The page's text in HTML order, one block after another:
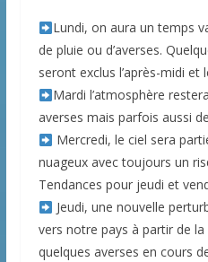
Lundi, on aura un temps
de pluie ou d’averses.
seront exclus l’après-midi et
Mardi l’atmosphère
averses mais parfois aussi
Mercredi, le ciel sera
nuageux avec toujours un
Tendances pour jeudi et
Jeudi, une nouvelle
vers notre pays à partir de la
quelques averses en cours